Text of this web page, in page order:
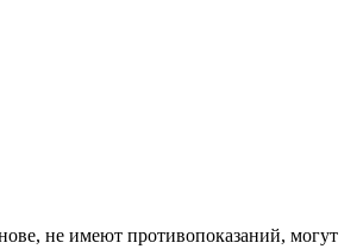
не имеют противопоказаний, могут